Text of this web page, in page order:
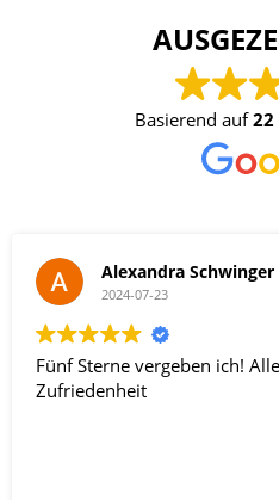
Basierend auf
Alexandra Schwinger
2024-07-23
Fünf Sterne vergeben ich!
Zufriedenheit